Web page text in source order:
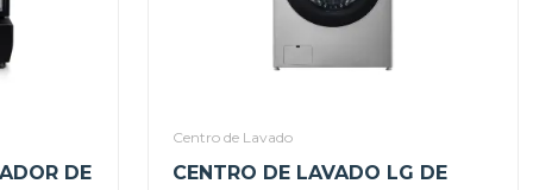
DE
Centro de Lavado
CENTRO DE LAVADO LG DE